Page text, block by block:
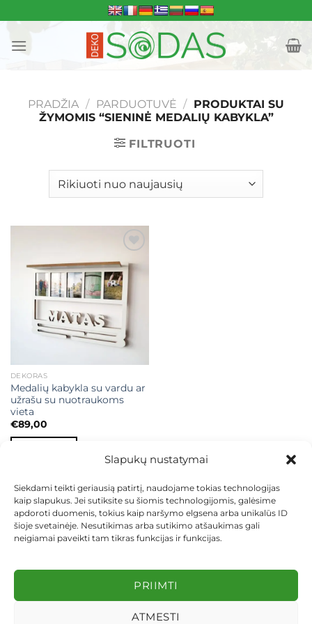
Slapukų nustatymai
Siekdami teikti geriausią patirtį, naudojame tokias technologijas
kaip slapukus. Jei sutiksite su šiomis technologijomis, galėsime
apdoroti duomenis, tokius kaip naršymo elgsena arba unikalūs ID
šioje svetainėje. Nesutikimas arba sutikimo atšaukimas gali
neigiamai paveikti tam tikras funkcijas ir funkcijas.
PRIIMTI
ATMESTI
to
content
PRADŽIA / PARDUOTUVĖ / PRODUKTAI SU
ŽYMOMIS “SIENINĖ MEDALIŲ KABYKLA”
FILTRUOTI
Mėgstamiausias
DEKORAS
Medalių kabykla su vardu ar
užrašu su nuotraukoms
vieta
€89,00
KEITIMAS IR GRĄŽINIMAS
PRIVATUMO POLITIKA
Visos teisės saugomos 2026 ©dekosodas.lt